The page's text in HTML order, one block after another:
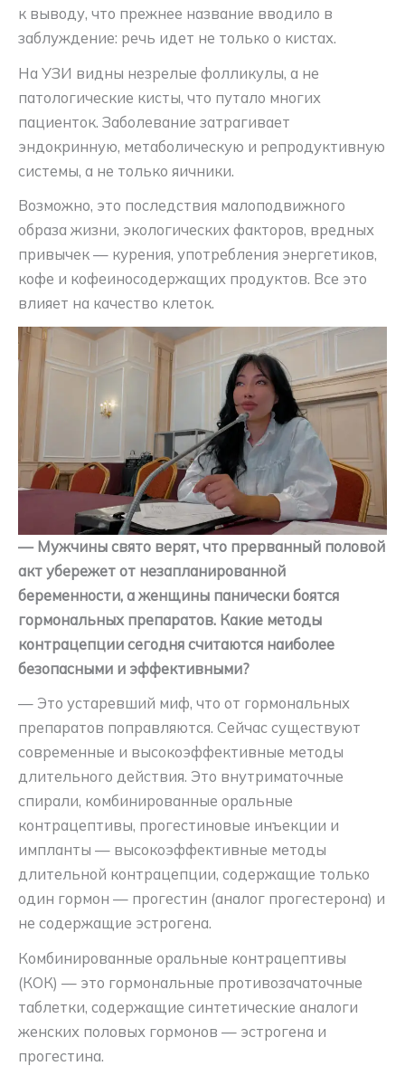
к выводу, что прежнее название вводило в
заблуждение: речь идет не только о кистах.
На УЗИ видны незрелые фолликулы, а не
патологические кисты, что путало многих
пациенток. Заболевание затрагивает
эндокринную, метаболическую и репродуктивную
системы, а не только яичники.
Возможно, это последствия малоподвижного
образа жизни, экологических факторов, вредных
привычек — курения, употребления энергетиков,
кофе и кофеиносодержащих продуктов. Все это
влияет на качество клеток.
— Мужчины свято верят, что прерванный половой
акт убережет от незапланированной
беременности, а женщины панически боятся
гормональных препаратов. Какие методы
контрацепции сегодня считаются наиболее
безопасными и эффективными?
— Это устаревший миф, что от гормональных
препаратов поправляются. Сейчас существуют
современные и высокоэффективные методы
длительного действия. Это внутриматочные
спирали, комбинированные оральные
контрацептивы, прогестиновые инъекции и
импланты — высокоэффективные методы
длительной контрацепции, содержащие только
один гормон — прогестин (аналог прогестерона) и
не содержащие эстрогена.
Комбинированные оральные контрацептивы
(КОК) — это гормональные противозачаточные
таблетки, содержащие синтетические аналоги
женских половых гормонов — эстрогена и
прогестина.